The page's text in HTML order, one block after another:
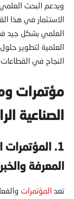
ويدعم البحث العلمي
الاستثمار في هذا
العلمي بشكل جيد
العلمية لتطوير
النجاح في القطاعات
مؤتمرات
الصناعية
1. المؤتمرات
المعرفة
تعد المؤتمرات